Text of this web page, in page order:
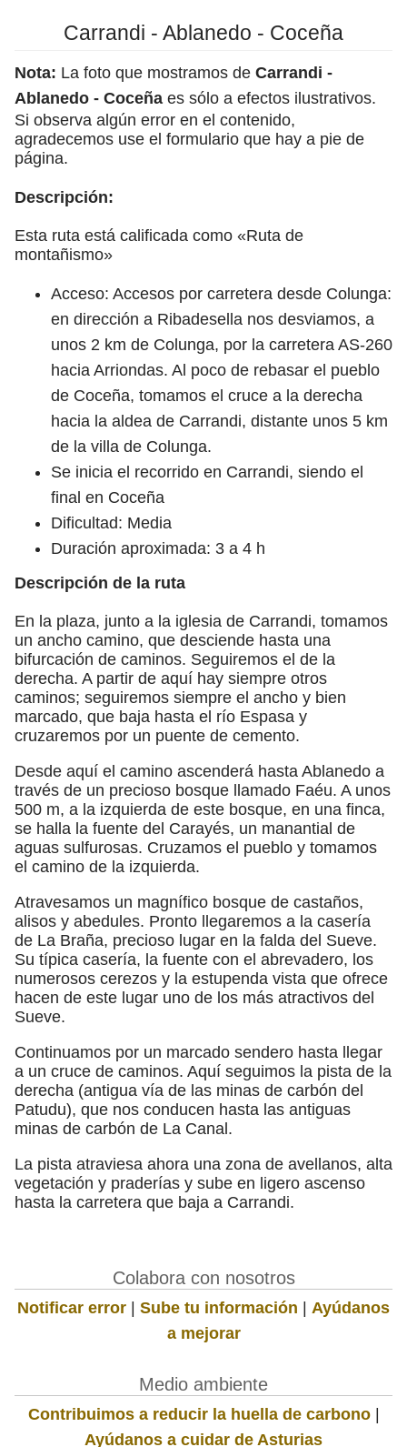
Carrandi - Ablanedo - Coceña
Nota: La foto que mostramos de Carrandi -
Ablanedo - Coceña es sólo a efectos ilustrativos.
Si observa algún error en el contenido,
agradecemos use el formulario que hay a pie de
página.
Descripción:
Esta ruta está calificada como «Ruta de
montañismo»
Acceso: Accesos por carretera desde Colunga:
en dirección a Ribadesella nos desviamos, a
unos 2 km de Colunga, por la carretera AS-260
hacia Arriondas. Al poco de rebasar el pueblo
de Coceña, tomamos el cruce a la derecha
hacia la aldea de Carrandi, distante unos 5 km
de la villa de Colunga.
Se inicia el recorrido en Carrandi, siendo el
final en Coceña
Dificultad: Media
Duración aproximada: 3 a 4 h
Descripción de la ruta
En la plaza, junto a la iglesia de Carrandi, tomamos
un ancho camino, que desciende hasta una
bifurcación de caminos. Seguiremos el de la
derecha. A partir de aquí hay siempre otros
caminos; seguiremos siempre el ancho y bien
marcado, que baja hasta el río Espasa y
cruzaremos por un puente de cemento.
Desde aquí el camino ascenderá hasta Ablanedo a
través de un precioso bosque llamado Faéu. A unos
500 m, a la izquierda de este bosque, en una finca,
se halla la fuente del Carayés, un manantial de
aguas sulfurosas. Cruzamos el pueblo y tomamos
el camino de la izquierda.
Atravesamos un magnífico bosque de castaños,
alisos y abedules. Pronto llegaremos a la casería
de La Braña, precioso lugar en la falda del Sueve.
Su típica casería, la fuente con el abrevadero, los
numerosos cerezos y la estupenda vista que ofrece
hacen de este lugar uno de los más atractivos del
Sueve.
Continuamos por un marcado sendero hasta llegar
a un cruce de caminos. Aquí seguimos la pista de la
derecha (antigua vía de las minas de carbón del
Patudu), que nos conducen hasta las antiguas
minas de carbón de La Canal.
La pista atraviesa ahora una zona de avellanos, alta
vegetación y praderías y sube en ligero ascenso
hasta la carretera que baja a Carrandi.
Colabora con nosotros
Notificar error | Sube tu información | Ayúdanos
a mejorar
Medio ambiente
Contribuimos a reducir la huella de carbono|
Ayúdanos a cuidar de Asturias